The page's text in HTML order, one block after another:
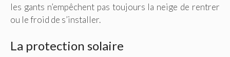
les gants n’empêchent pas toujours la neige de rentrer
ou le froid de s’installer.
La protection solaire